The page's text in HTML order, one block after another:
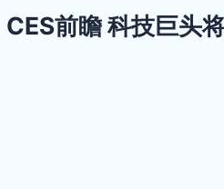
CES前瞻 科技巨头